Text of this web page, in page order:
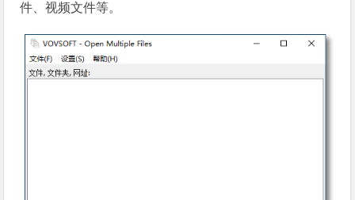
件、视频文件等。